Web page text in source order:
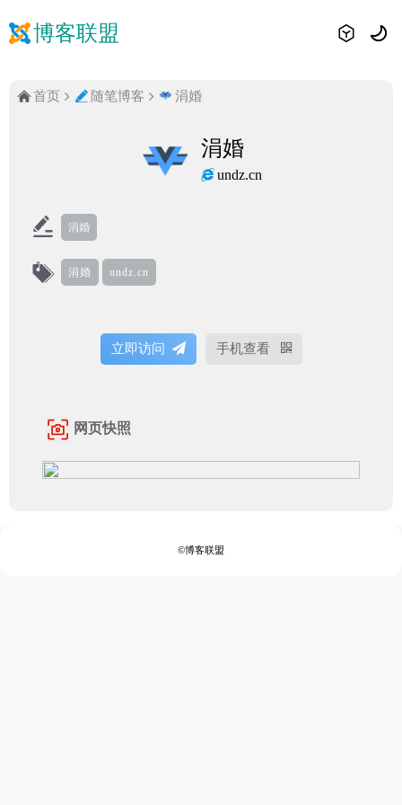
博客联盟
首页 随笔博客 涓婚
涓婚
undz.cn
涓婚
涓婚 undz.cn
立即访问 手机查看
网页快照
©博客联盟